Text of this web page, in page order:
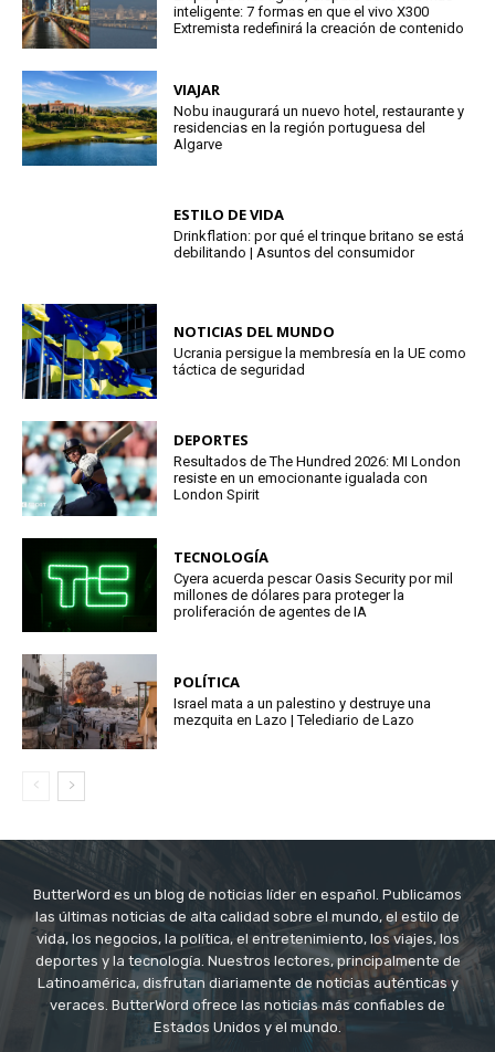
inteligente: 7 formas en que el vivo X300
Extremista redefinirá la creación de contenido
VIAJAR
Nobu inaugurará un nuevo hotel, restaurante y
residencias en la región portuguesa del
Algarve
ESTILO DE VIDA
Drinkflation: por qué el trinque britano se está
debilitando | Asuntos del consumidor
NOTICIAS DEL MUNDO
Ucrania persigue la membresía en la UE como
táctica de seguridad
DEPORTES
Resultados de The Hundred 2026: MI London
resiste en un emocionante igualada con
London Spirit
TECNOLOGÍA
Cyera acuerda pescar Oasis Security por mil
millones de dólares para proteger la
proliferación de agentes de IA
POLÍTICA
Israel mata a un palestino y destruye una
mezquita en Lazo | Telediario de Lazo
ButterWord es un blog de noticias líder en español. Publicamos
las últimas noticias de alta calidad sobre el mundo, el estilo de
vida, los negocios, la política, el entretenimiento, los viajes, los
deportes y la tecnología. Nuestros lectores, principalmente de
Latinoamérica, disfrutan diariamente de noticias auténticas y
veraces. ButterWord ofrece las noticias más confiables de
Estados Unidos y el mundo.